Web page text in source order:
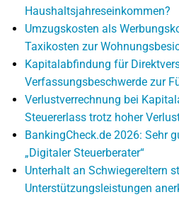
Haushaltsjahreseinkommen?
Umzugskosten als
Taxikosten zur
Kapitalabfindung für
Verfassungsbeschwerde zur
Verlustverrechnung bei
Steuererlass trotz hoher
BankingCheck.de 2026: Sehr
„Digitaler Steuerberater“
Unterhalt an Schwiegereltern
Unterstützungsleistungen